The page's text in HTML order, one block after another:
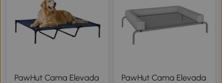
PawHut Cama Elevada
PawHut Cama Elevada